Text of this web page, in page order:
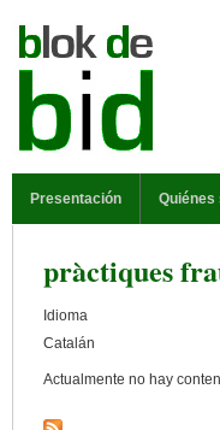
Presentación Quiénes
pràctiques
Idioma
Catalán
Actualmente no hay